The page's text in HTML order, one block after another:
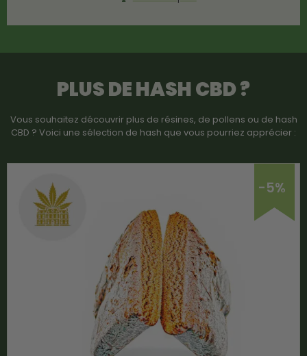
PLUS DE HASH CBD ?
Vous souhaitez découvrir plus de résines, de pollens ou de hash
CBD ? Voici une sélection de hash que vous pourriez apprécier :
-5%